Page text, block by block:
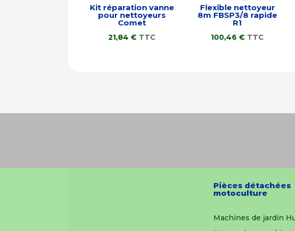
Kit réparation vanne
pour nettoyeurs
Comet
21,84€ TTC
Flexible nettoyeur
8m FBSP3/8 rapide
R1
100,46€ TTC
Pièces détachées
motoculture
Machines de jardin